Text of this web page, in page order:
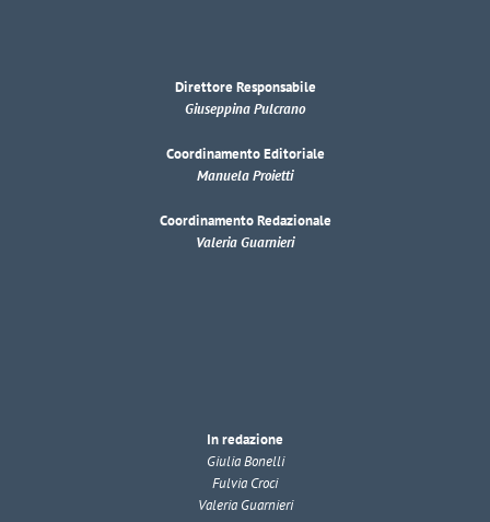
Direttore Responsabile
Giuseppina Pulcrano
Coordinamento Editoriale
Manuela Proietti
Coordinamento Redazionale
Valeria Guarnieri
In redazione
Giulia Bonelli
Fulvia Croci
Valeria Guarnieri